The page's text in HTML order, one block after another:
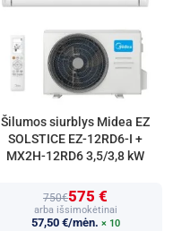
Šilumos siurblys Midea EZ
SOLSTICE EZ-12RD6-I +
MX2H-12RD6 3,5/3,8 kW
750€575 €
arba išsimokėtinai
57,50 €/mėn. × 10